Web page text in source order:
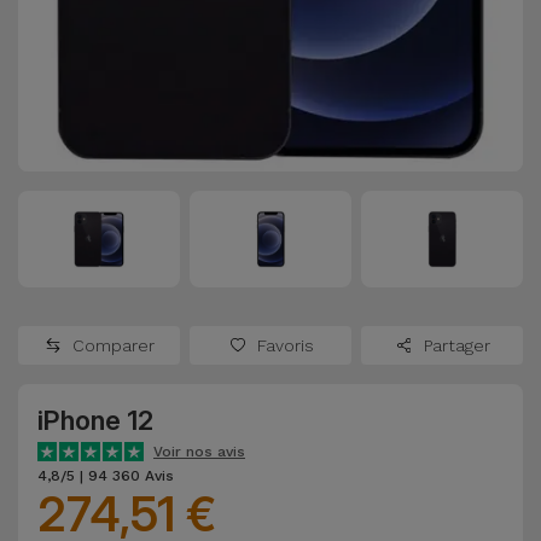
Xiaomi
Oppo
OnePlus
Dyson
TCL
Reconditionnés
Reconditionnés
Reconditionnées
Voir
tout
Protections
d'Écran
Batteries
Externes
et
Enceintes
Montres
Comparer Favoris Partager
iPhone 12
Voir nos avis
4,8/5 | 94 360 Avis
274,51 €